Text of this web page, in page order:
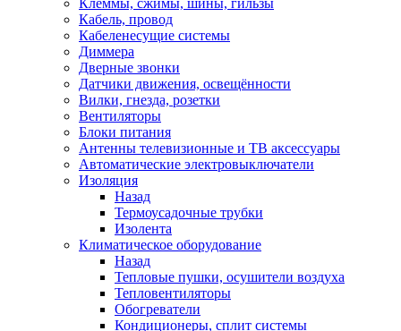
Клеммы, сжимы, шины, гильзы
Кабель, провод
Кабеленесущие системы
Диммера
Дверные звонки
Датчики движения, освещённости
Вилки, гнезда, розетки
Вентиляторы
Блоки питания
Антенны телевизионные и ТВ аксессуары
Автоматические электровыключатели
Изоляция
Назад
Термоусадочные трубки
Изолента
Климатическое оборудование
Назад
Тепловые пушки, осушители воздуха
Тепловентиляторы
Обогреватели
Кондиционеры, сплит системы